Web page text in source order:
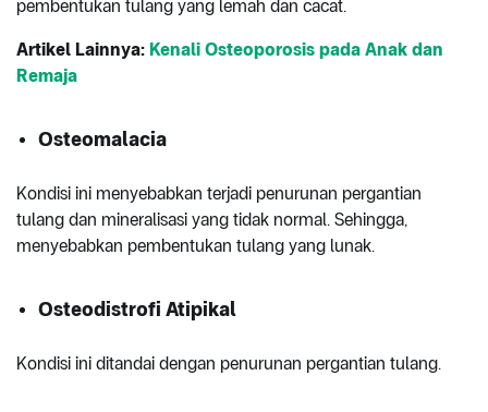
pembentukan tulang yang lemah dan cacat.
Artikel Lainnya: Kenali Osteoporosis pada Anak dan
Remaja
Osteomalacia
Kondisi ini menyebabkan terjadi penurunan pergantian
tulang dan mineralisasi yang tidak normal. Sehingga,
menyebabkan pembentukan tulang yang lunak.
Osteodistrofi Atipikal
Kondisi ini ditandai dengan penurunan pergantian tulang.